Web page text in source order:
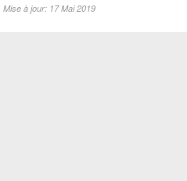
Mise à jour: 17 Mai 2019